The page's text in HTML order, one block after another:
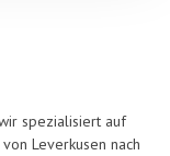
spezialisiert auf
Leverkusen nach